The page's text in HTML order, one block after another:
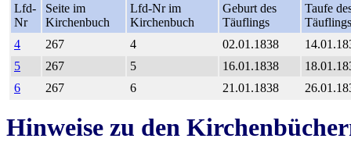
Lfd-
Nr
Seite im
Kirchenbuch
Lfd-Nr im
Kirchenbuch
Geburt des
Täuflings
Taufe
Täuflings
4
267 4 02.01.1838
5
267 5 16.01.1838
6
267 6 21.01.1838
Hinweise zu den